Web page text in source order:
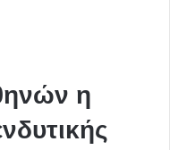
η